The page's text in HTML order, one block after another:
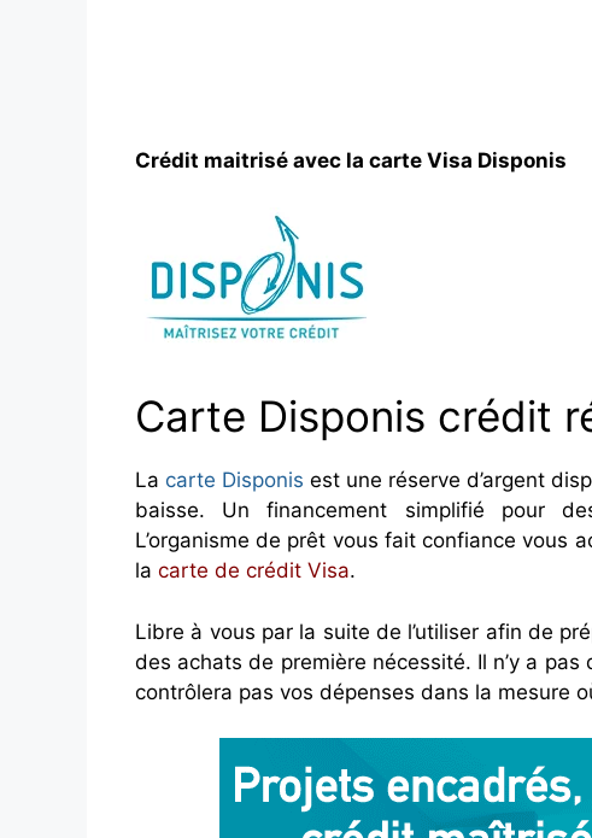
Crédit maitrisé avec la carte Visa Disponis
Carte Disponis crédit
La carte Disponis est une réserve d’argent
baisse. Un financement simplifié pour
L’organisme de prêt vous fait confiance vous
la carte de crédit Visa.
Libre à vous par la suite de l’utiliser afin de
des achats de première nécessité. Il n’y a pas
contrôlera pas vos dépenses dans la mesure